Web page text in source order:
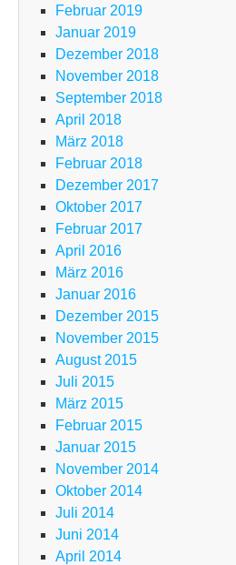
Februar 2019
Januar 2019
Dezember 2018
November 2018
September 2018
April 2018
März 2018
Februar 2018
Dezember 2017
Oktober 2017
Februar 2017
April 2016
März 2016
Januar 2016
Dezember 2015
November 2015
August 2015
Juli 2015
März 2015
Februar 2015
Januar 2015
November 2014
Oktober 2014
Juli 2014
Juni 2014
April 2014